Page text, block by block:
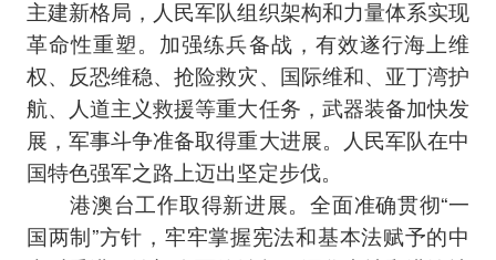
主建新格局，人民军队组织架构和力量体系实现
革命性重塑。加强练兵备战，有效遂行海上维
权、反恐维稳、抢险救灾、国际维和、亚丁湾护
航、人道主义救援等重大任务，武器装备加快发
展，军事斗争准备取得重大进展。人民军队在中
国特色强军之路上迈出坚定步伐。
港澳台工作取得新进展。全面准确贯彻“一
国两制”方针，牢牢掌握宪法和基本法赋予的中